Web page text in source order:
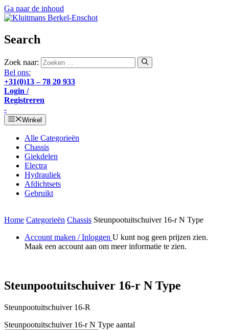
Ga naar de inhoud
Search
Zoek naar:
Bel ons:
+31(0)13 – 78 20 933
Login /
Registreren
-
Winkel
Alle Categorieën
Chassis
Giekdelen
Electra
Hydrauliek
Afdichtsets
Gebruikt
Home Categorieën Chassis Steunpootuitschuiver 16-r N Type
Account maken / Inloggen U kunt nog geen prijzen zien.
Maak een account aan om meer informatie te zien.
Steunpootuitschuiver 16-r N Type
Steunpootuitschuiver 16-R
Steunpootuitschuiver 16-r N Type aantal